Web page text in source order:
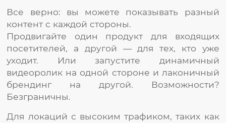
Все верно: вы можете показывать разный
контент с каждой стороны.
Продвигайте один продукт для входящих
посетителей, а другой — для тех, кто уже
уходит. Или запустите динамичный
видеоролик на одной стороне и лаконичный
брендинг на другой. Возможности?
Безграничны.
Для локаций с высоким трафиком, таких как